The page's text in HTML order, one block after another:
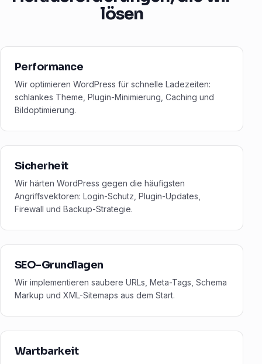
lösen
Performance
Wir optimieren WordPress für schnelle Ladezeiten:
schlankes Theme, Plugin-Minimierung, Caching und
Bildoptimierung.
Sicherheit
Wir härten WordPress gegen die häufigsten
Angriffsvektoren: Login-Schutz, Plugin-Updates,
Firewall und Backup-Strategie.
SEO-Grundlagen
Wir implementieren saubere URLs, Meta-Tags, Schema
Markup und XML-Sitemaps aus dem Start.
Wartbarkeit